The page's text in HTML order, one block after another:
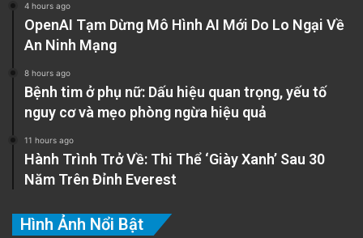
4 hours ago
OpenAI Tạm Dừng Mô Hình AI Mới Do Lo Ngại Về
An Ninh Mạng
8 hours ago
Bệnh tim ở phụ nữ: Dấu hiệu quan trọng, yếu tố
nguy cơ và mẹo phòng ngừa hiệu quả
11 hours ago
Hành Trình Trở Về: Thi Thể ‘Giày Xanh’ Sau 30
Năm Trên Đỉnh Everest
Hình Ảnh Nổi Bật